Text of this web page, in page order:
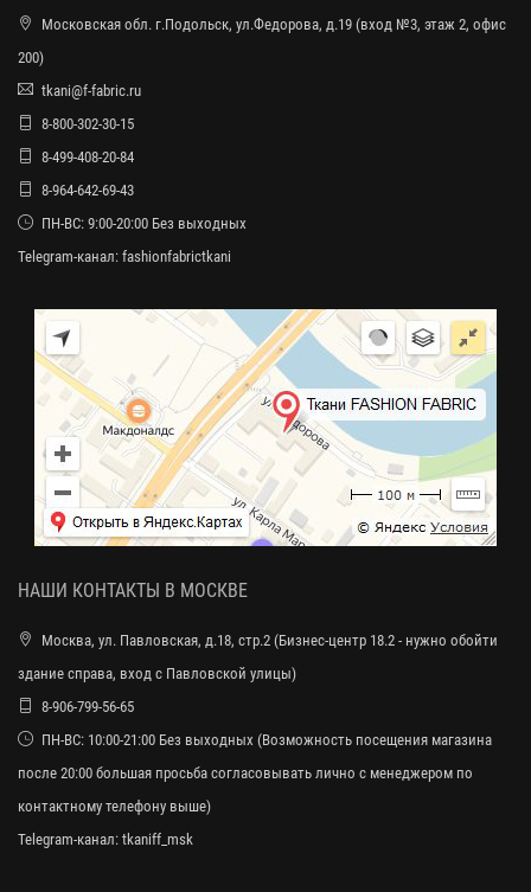
Московская обл. г.Подольск, ул.Федорова, д.19 (вход №3, этаж 2, офис
200)
tkani@f-fabric.ru
8-800-302-30-15
8-499-408-20-84
8-964-642-69-43
ПН-ВС: 9:00-20:00 Без выходных
Telegram-канал: fashionfabrictkani
НАШИ КОНТАКТЫ В МОСКВЕ
Москва, ул. Павловская, д.18, стр.2 (Бизнес-центр 18.2 - нужно обойти
здание справа, вход с Павловской улицы)
8-906-799-56-65
ПН-ВС: 10:00-21:00 Без выходных (Возможность посещения магазина
после 20:00 большая просьба согласовывать лично с менеджером по
контактному телефону выше)
Telegram-канал: tkaniff_msk